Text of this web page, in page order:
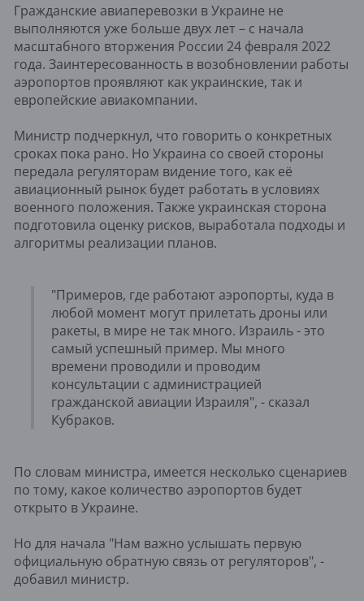
Гражданские авиаперевозки в Украине не
выполняются уже больше двух лет – с начала
масштабного вторжения России 24 февраля 2022
года. Заинтересованность в возобновлении работы
аэропортов проявляют как украинские, так и
европейские авиакомпании.
Министр подчеркнул, что говорить о конкретных
сроках пока рано. Но Украина со своей стороны
передала регуляторам видение того, как её
авиационный рынок будет работать в условиях
военного положения. Также украинская сторона
подготовила оценку рисков, выработала подходы и
алгоритмы реализации планов.
"Примеров, где работают аэропорты, куда в
любой момент могут прилетать дроны или
ракеты, в мире не так много. Израиль - это
самый успешный пример. Мы много
времени проводили и проводим
консультации с администрацией
гражданской авиации Израиля", - сказал
Кубраков.
По словам министра, имеется несколько сценариев
по тому, какое количество аэропортов будет
открыто в Украине.
Но для начала "Нам важно услышать первую
официальную обратную связь от регуляторов", -
добавил министр.